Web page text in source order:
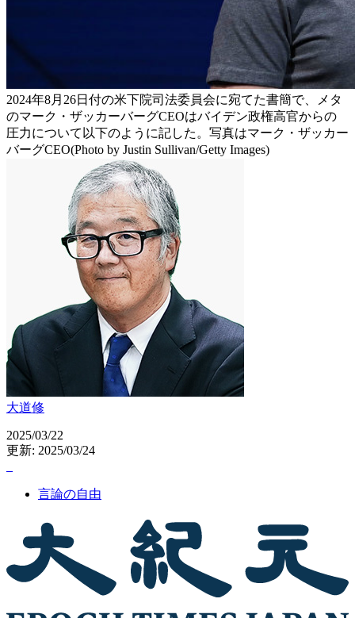
2024年8月26日付の米下院司法委員会に宛てた書簡で、メタ
のマーク・ザッカーバーグCEOはバイデン政権高官からの
圧力について以下のように記した。写真はマーク・ザッカー
バーグCEO(Photo by Justin Sullivan/Getty Images)
大道修
2025/03/22
更新: 2025/03/24
言論の自由